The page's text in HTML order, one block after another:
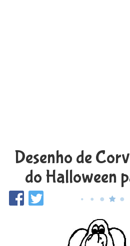
Desenho de
do Halloween